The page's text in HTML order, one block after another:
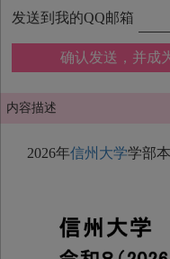
发送到我的QQ邮箱
确认发送，并成
内容描述
2026年信州大学学部